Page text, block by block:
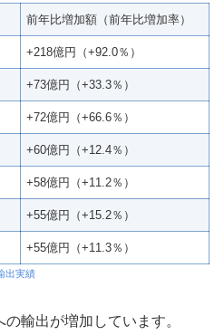
前年比増加額（前年比増加率）
+218億円（+92.0％）
+73億円（+33.3％）
+72億円（+66.6％）
+60億円（+12.4％）
+58億円（+11.2％）
+55億円（+15.2％）
+55億円（+11.3％）
出実績
輸出が増加しています。